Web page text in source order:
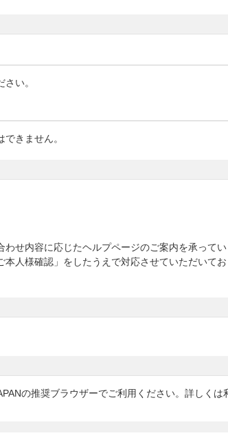
さい。
きません。
せ内容に応じたヘルプページのご案内を承って
人様確認」をしたうえで対応させていただいてお
の推奨ブラウザーでご利用ください。詳しくは